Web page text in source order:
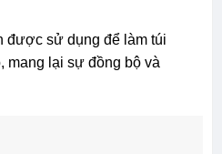
được sử dụng để làm túi
mang lại sự đồng bộ và